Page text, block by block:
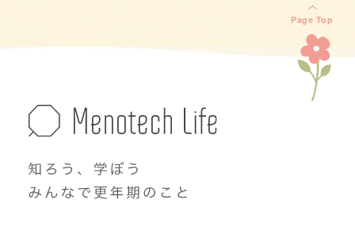
Page Top